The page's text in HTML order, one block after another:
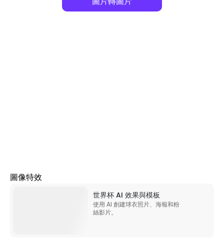
圖像特效
世界杯 AI 效果與模板
使用 AI 創建球衣照片、海報和粉
絲影片。